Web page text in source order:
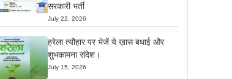
सरकारी भर्ती
July 22, 2026
हरेला त्यौहार पर भेजें ये ख़ास बधाई और
शुभकामना संदेश।
July 15, 2026